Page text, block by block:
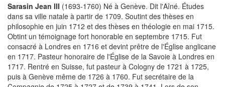
Sarasin Jean III (1693-1760) Né à Genève. Dit l'Aîné. Études
dans sa ville natale à partir de 1709. Soutint des thèses en
philosophie en juin 1712 et des thèses en théologie en mai 1715.
Obtint un témoignage fort honorable en septembre 1715. Fut
consacré à Londres en 1716 et devint prêtre de l'Église anglicane
en 1717. Pasteur honoraire de l'Église de la Savoie à Londres en
1717. Rentré en Suisse, fut pasteur à Cologny de 1721 à 1725,
puis à Genève même de 1726 à 1760. Fut secrétaire de la